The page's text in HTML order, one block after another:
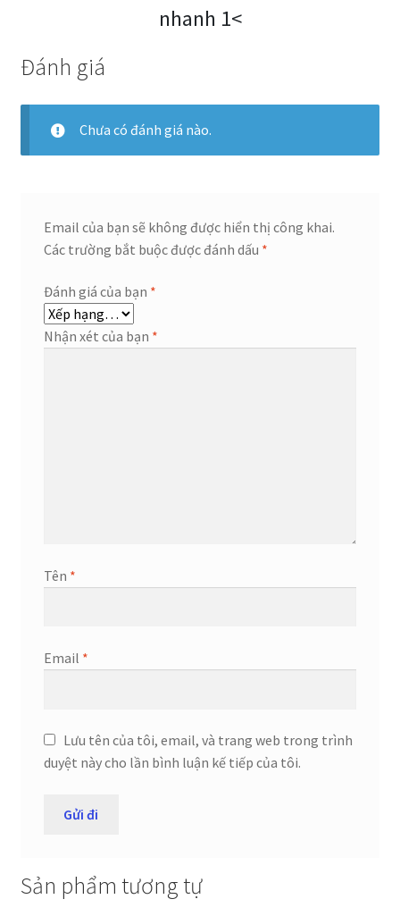
nhanh 1<
Đánh giá
Chưa có đánh giá nào.
Email của bạn sẽ không được hiển thị công khai.
Các trường bắt buộc được đánh dấu *
Đánh giá của bạn *
Nhận xét của bạn *
Tên *
Email *
Lưu tên của tôi, email, và trang web trong trình
duyệt này cho lần bình luận kế tiếp của tôi.
Sản phẩm tương tự